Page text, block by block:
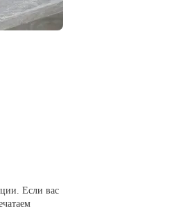
Если вас